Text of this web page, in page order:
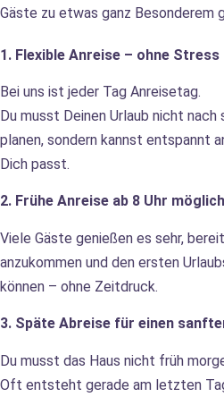
Gäste zu etwas ganz Besonderem
1. Flexible Anreise – ohne Stress
Bei uns ist jeder Tag Anreisetag.
Du musst Deinen Urlaub nicht
planen, sondern kannst entspannt
Dich passt.
2. Frühe Anreise ab 8 Uhr möglich
Viele Gäste genießen es sehr,
anzukommen und den ersten
können – ohne Zeitdruck.
3. Späte Abreise für einen
Du musst das Haus nicht früh
Oft entsteht gerade am letzten